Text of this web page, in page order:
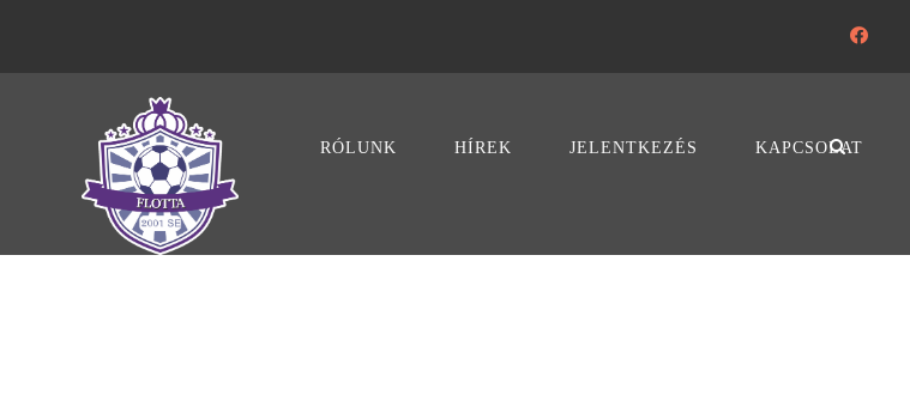
RÓLUNK HÍREK JELENTKEZÉS KAPCSOLAT